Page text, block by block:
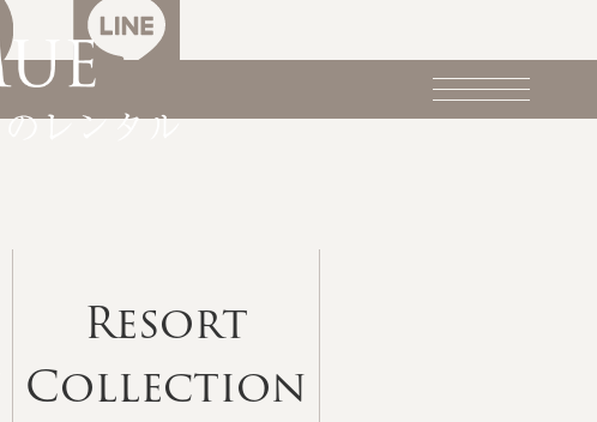
Resort
Collection